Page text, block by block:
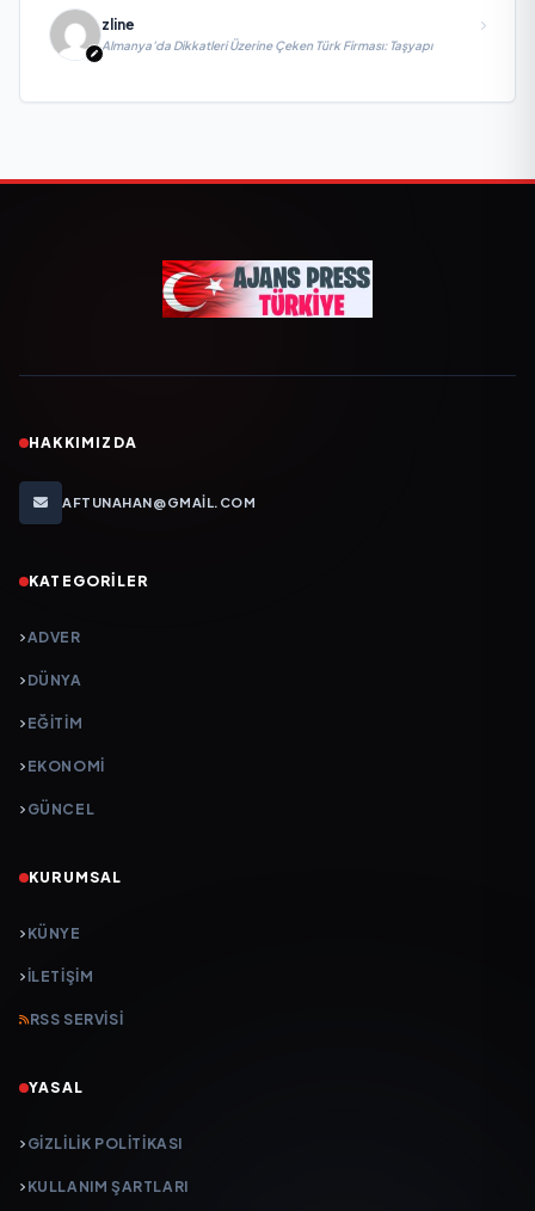
zline
Almanya’da Dikkatleri Üzerine Çeken Türk Firması: Taşyapı
HAKKIMIZDA
AFTUNAHAN@GMAIL.COM
KATEGORILER
ADVER
DÜNYA
EĞİTİM
EKONOMİ
GÜNCEL
KURUMSAL
KÜNYE
İLETIŞIM
RSS SERVISI
YASAL
GIZLILIK POLITIKASI
KULLANIM ŞARTLARI